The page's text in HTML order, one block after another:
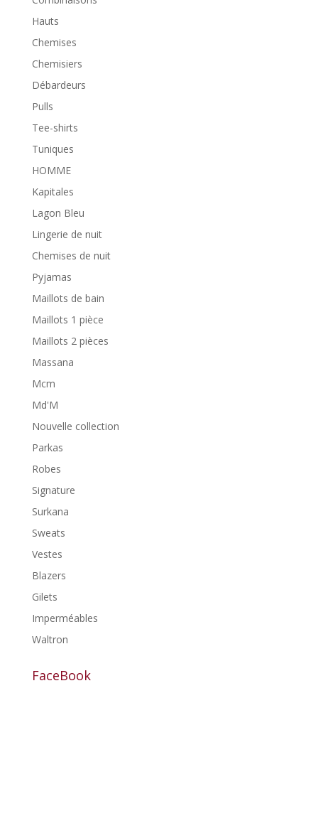
Hauts
Chemises
Chemisiers
Débardeurs
Pulls
Tee-shirts
Tuniques
HOMME
Kapitales
Lagon Bleu
Lingerie de nuit
Chemises de nuit
Pyjamas
Maillots de bain
Maillots 1 pièce
Maillots 2 pièces
Massana
Mcm
Md'M
Nouvelle collection
Parkas
Robes
Signature
Surkana
Sweats
Vestes
Blazers
Gilets
Imperméables
Waltron
FaceBook